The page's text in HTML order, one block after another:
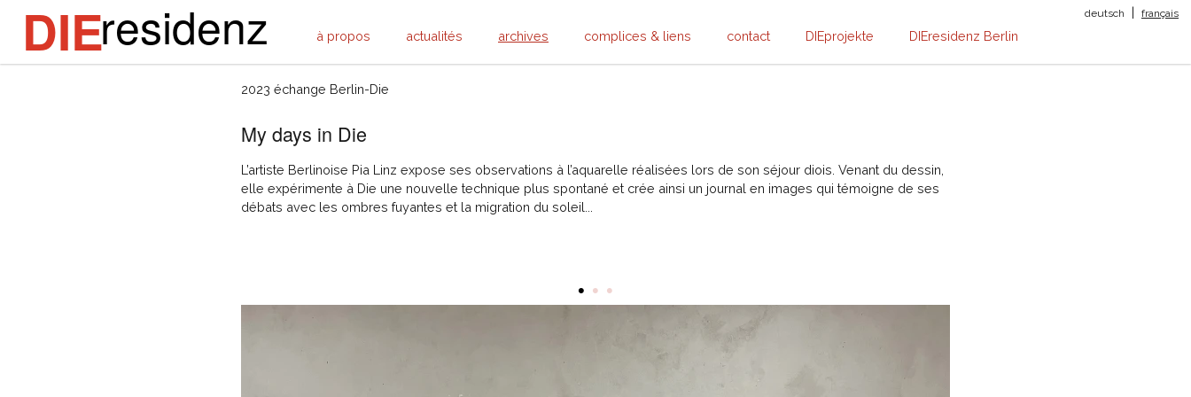
DIEresidenz à propos actualités archives complices & liens contact DIEprojekte DIEresidenz Berlin
deutsch | français
2023 échange Berlin-Die
Pia Linz (D)
My days in Die
L’artiste Berlinoise Pia Linz expose ses observations à l’aquarelle réalisées lors de son séjour diois. Venant du dessin,
elle expérimente à Die une nouvelle technique plus spontané et crée ainsi un journal en images qui témoigne de ses
débats avec les ombres fuyantes et la migration du soleil...
• • •